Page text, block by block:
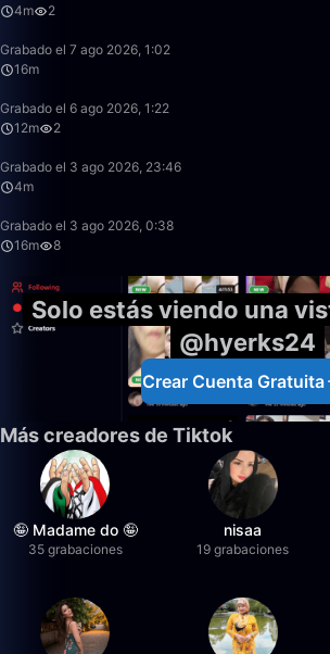
4m
2
Grabado el 7 ago 2026, 1:02
16m
Grabado el 6 ago 2026, 1:22
12m
2
Grabado el 3 ago 2026, 23:46
4m
Grabado el 3 ago 2026, 0:38
16m
8
Solo estás viendo una
@hyerks24
Crear Cuenta Gratuita
Más creadores de Tiktok
🤪 Madame do 🤪
35 grabaciones
nisaa
19 grabaciones